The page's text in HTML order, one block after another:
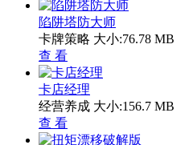
陷阱塔防大师
卡牌策略 大小:76.78 MB
查 看
卡店经理
经营养成 大小:156.7 MB
查 看